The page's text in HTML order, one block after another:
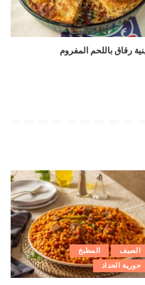
رقاق باللحم المفروم
الصيف
المطبخ
حورية الحداد